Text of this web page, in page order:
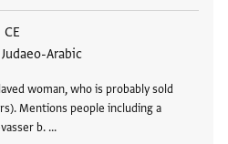
CE
Arabic
woman, who is probably sold
Mentions people including a
b. …